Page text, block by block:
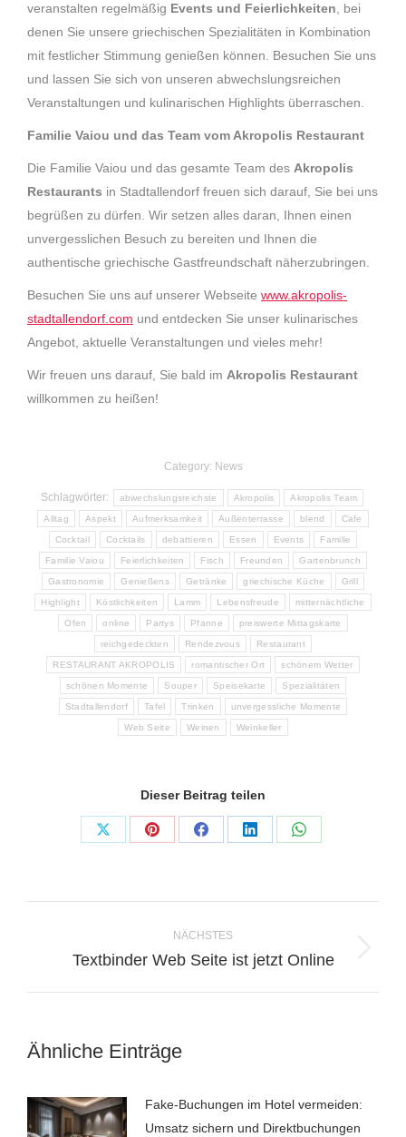
veranstalten regelmäßig Events und Feierlichkeiten , bei
denen Sie unsere griechischen Spezialitäten in Kombination
mit festlicher Stimmung genießen können. Besuchen Sie uns
und lassen Sie sich von unseren abwechslungsreichen
Veranstaltungen und kulinarischen Highlights überraschen.
Familie Vaiou und das Team vom Akropolis Restaurant
Die Familie Vaiou und das gesamte Team des Akropolis
Restaurants in Stadtallendorf freuen sich darauf, Sie bei uns
begrüßen zu dürfen. Wir setzen alles daran, Ihnen einen
unvergesslichen Besuch zu bereiten und Ihnen die
authentische griechische Gastfreundschaft näherzubringen.
Besuchen Sie uns auf unserer Webseite www.akropolis-
stadtallendorf.com und entdecken Sie unser kulinarisches
Angebot, aktuelle Veranstaltungen und vieles mehr!
Wir freuen uns darauf, Sie bald im Akropolis Restaurant
willkommen zu heißen!
Category: News
Schlagwörter: abwechslungsreichste Akropolis Akropolis Team
Alltag Aspekt Aufmerksamkeit Außenterrasse blend Cafe
Cocktail Cocktails debattieren Essen Events Familie
Familie Vaiou Feierlichkeiten Fisch Freunden Gartenbrunch
Gastronomie Genießens Getränke griechische Küche Grill
Highlight Köstlichkeiten Lamm Lebensfreude mitternächtliche
Ofen online Partys Pfanne preiswerte Mittagskarte
reichgedeckten Rendezvous Restaurant
RESTAURANT AKROPOLIS romantischer Ort schönem Wetter
schönen Momente Souper Speisekarte Spezialitäten
Stadtallendorf Tafel Trinken unvergessliche Momente
Web Seite Weinen Weinkeller
Dieser Beitrag teilen
Share
Share
Share
Share
Share
NÄCHSTES
Nächster
Textbinder Web Seite ist jetzt Online
Ähnliche Einträge
Fake-Buchungen im Hotel vermeiden:
Umsatz sichern und Direktbuchungen